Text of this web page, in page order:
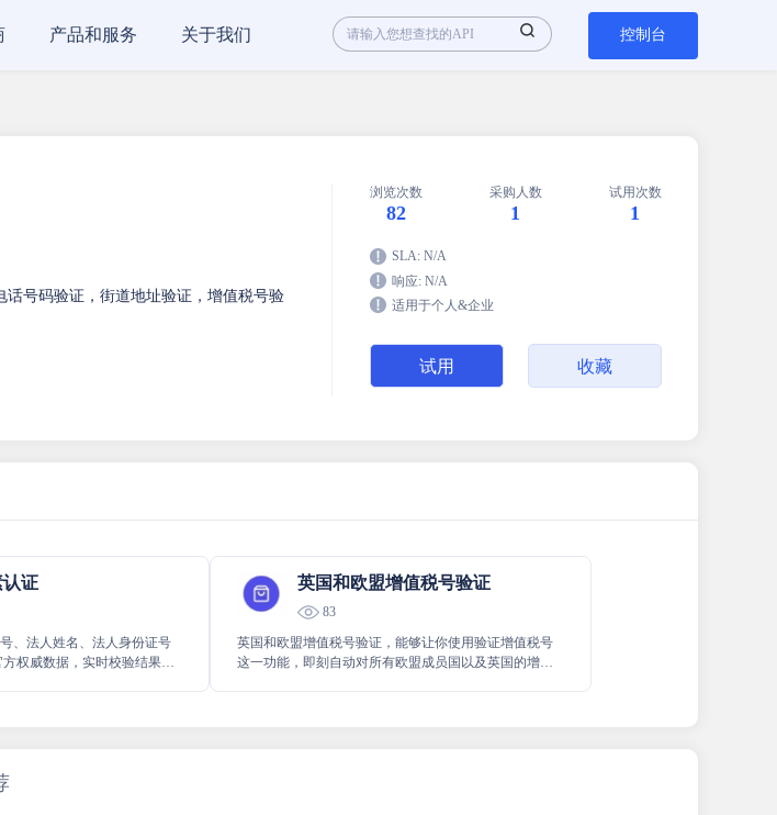
产品和服务 关于我们 控制台
号码验证，街道地址验证，增值税号验
浏览次数
82
采购人数
1
试用次数
1
SLA: N/A
响应: N/A
适用于个人&企业
试用 收藏
证
、法⼈姓名、法⼈身份证号
权威数据，实时校验结果，
英国和欧盟增值税号验证
83
英国和欧盟增值税号验证，能够让你使用验证增值税号
这一功能，即刻自动对所有欧盟成员国以及英国的增值